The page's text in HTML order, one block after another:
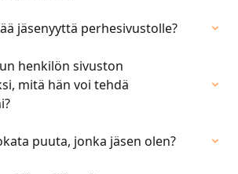
jäsenyyttä perhesivustolle?
henkilön sivuston
mitä hän voi tehdä
puuta, jonka jäsen olen?